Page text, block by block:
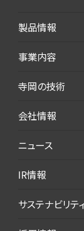
製品情報
製品⼀覧
モビリティ・新
生活・梱包
ダウンロード資
事業内容
私たちの事業
私たちの強み
2025VISION
寺岡の技術
会社情報
代表挨拶
事業所案内
ニュース
IR情報
IR情報トップ
サステナビリテ
サステナビリテ